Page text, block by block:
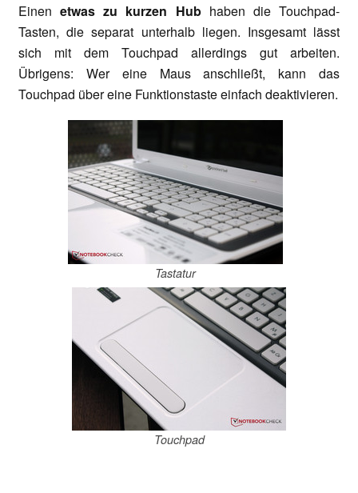
Einenetwas zu kurzen Hubhaben die Touchpad-
Tasten, die separat unterhalb liegen. Insgesamt lässt
sich mit dem Touchpad allerdings gut arbeiten.
Übrigens: Wer eine Maus anschließt, kann das
Touchpad über eine Funktionstaste einfach deaktivieren.
Tastatur
Touchpad